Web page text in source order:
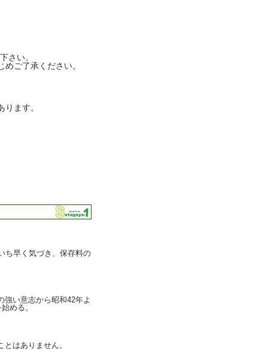
さい。
ご了承ください。
ます。
ち早く気づき、保存料の
い意志から昭和42年よ
める。
はありません。